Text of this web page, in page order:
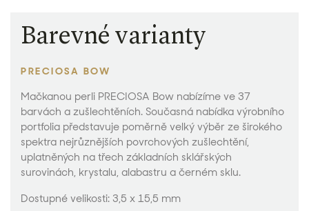
Barevné varianty
PRECIOSA BOW
Mačkanou perli PRECIOSA Bow nabízíme ve 37
barvách a zušlechtěních. Současná nabídka výrobního
portfolia představuje poměrně velký výběr ze širokého
spektra nejrůznějších povrchových zušlechtění,
uplatněných na třech základních sklářských
surovinách, krystalu, alabastru a černém sklu.
Dostupné velikosti: 3,5 x 15,5 mm